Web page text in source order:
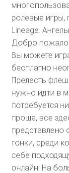
ролевые игры,
Lineage.
Добро
Вы можете
бесплатно
Прелесть
нужно идти в
потребуется
проще, все
представлено
гонки, среди
себе
онлайн. На